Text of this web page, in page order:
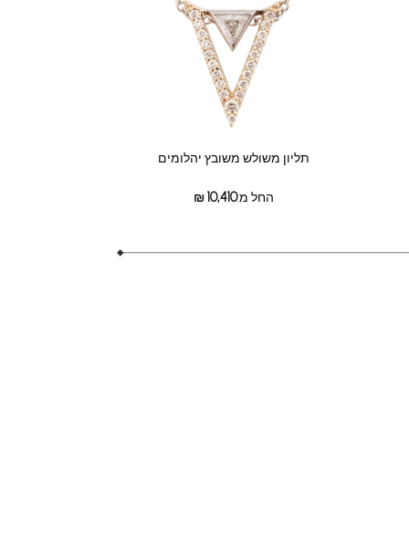
תליון משולש משובץ יהלומים
החל מ: ₪10,410